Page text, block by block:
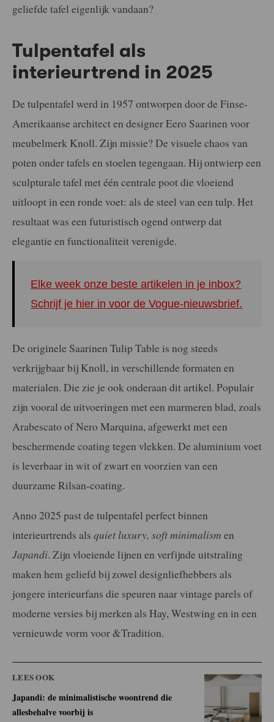
geliefde tafel eigenlijk vandaan?
Tulpentafel als
interieurtrend in 2025
De tulpentafel werd in 1957 ontworpen door de Finse-
Amerikaanse architect en designer Eero Saarinen voor
meubelmerk Knoll. Zijn missie? De visuele chaos van
poten onder tafels en stoelen tegengaan. Hij ontwierp een
sculpturale tafel met één centrale poot die vloeiend
uitloopt in een ronde voet: als de steel van een tulp. Het
resultaat was een futuristisch ogend ontwerp dat
elegantie en functionaliteit verenigde.
Elke week onze beste artikelen in je inbox?
Schrijf je hier in voor de Vogue-nieuwsbrief.
De originele Saarinen Tulip Table is nog steeds
verkrijgbaar bij Knoll, in verschillende formaten en
materialen. Die zie je ook onderaan dit artikel. Populair
zijn vooral de uitvoeringen met een marmeren blad, zoals
Arabescato of Nero Marquina, afgewerkt met een
beschermende coating tegen vlekken. De aluminium voet
is leverbaar in wit of zwart en voorzien van een
duurzame Rilsan-coating.
Anno 2025 past de tulpentafel perfect binnen
interieurtrends als quiet luxury, soft minimalism en
Japandi. Zijn vloeiende lijnen en verfijnde uitstraling
maken hem geliefd bij zowel designliefhebbers als
jongere interieurfans die speuren naar vintage parels of
moderne versies bij merken als Hay, Westwing en in een
vernieuwde vorm voor &Tradition.
LEES OOK
Japandi: de minimalistische woontrend die
allesbehalve voorbij is